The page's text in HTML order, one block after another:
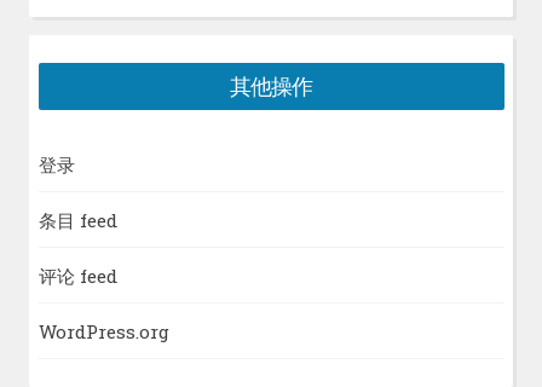
其他操作
登录
条目 feed
评论 feed
WordPress.org